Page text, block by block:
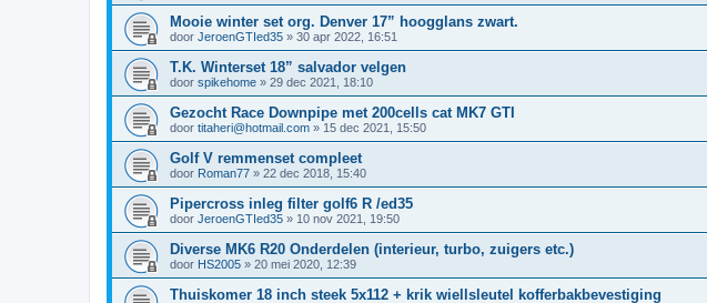
Mooie winter set org. Denver 17” hoogglans zwart.
door JeroenGTIed35 » 30 apr 2022, 16:51
T.K. Winterset 18” salvador velgen
door spikehome » 29 dec 2021, 18:10
Gezocht Race Downpipe met 200cells cat MK7 GTI
door titaheri@hotmail.com » 15 dec 2021, 15:50
Golf V remmenset compleet
door Roman77 » 22 dec 2018, 15:40
Pipercross inleg filter golf6 R /ed35
door JeroenGTIed35 » 10 nov 2021, 19:50
Diverse MK6 R20 Onderdelen (interieur, turbo, zuigers etc.)
door HS2005 » 20 mei 2020, 12:39
Thuiskomer 18 inch steek 5x112 + krik wiellsleutel kofferbakbevestiging